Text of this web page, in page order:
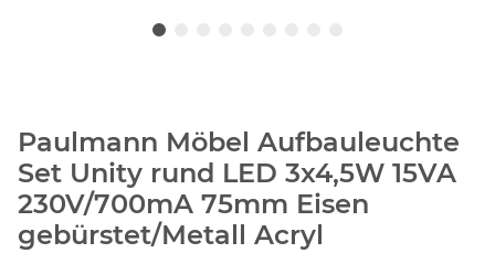
Paulmann Möbel Aufbauleuchte
Set Unity rund LED 3x4,5W 15VA
230V/700mA 75mm Eisen
gebürstet/Metall Acryl